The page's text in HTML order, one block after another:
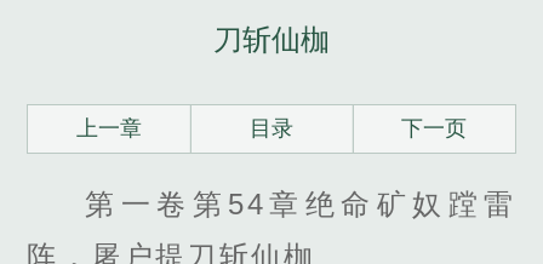
刀斩仙枷
上一章 目录 下一页
第一卷第54章绝命矿奴蹚雷
阵，屠户提刀斩仙枷